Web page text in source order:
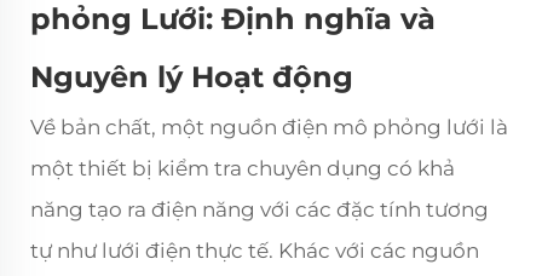
phỏng Lưới: Định nghĩa và
Nguyên lý Hoạt động
Về bản chất, một nguồn điện mô phỏng lưới là
một thiết bị kiểm tra chuyên dụng có khả
năng tạo ra điện năng với các đặc tính tương
tự như lưới điện thực tế. Khác với các nguồn